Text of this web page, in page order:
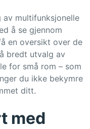
multifunksjonelle
å se gjennom
en oversikt over de
bredt utvalg av
for små rom – som
du ikke bekymre
ditt.
med